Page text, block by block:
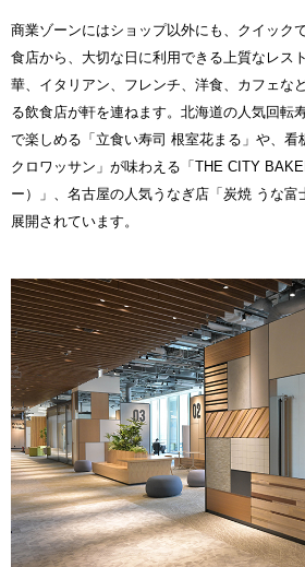
商業ゾーンにはショップ以外にも、クイック
食店から、大切な日に利用できる上質なレス
華、イタリアン、フレンチ、洋食、カフェな
る飲食店が軒を連ねます。北海道の人気回転
で楽しめる「立食い寿司 根室花まる」や、看
クロワッサン」が味わえる「THE CITY
ー）」、名古屋の人気うなぎ店「炭焼 うな富
展開されています。